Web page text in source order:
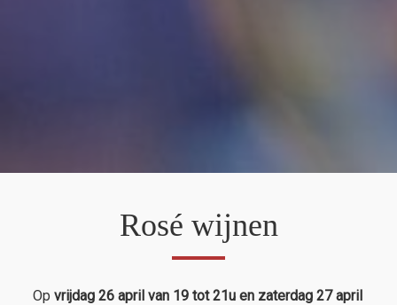
Rosé wijnen
Opvrijdag 26 april van 19 tot 21u en zaterdag 27 april